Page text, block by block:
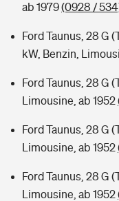
ab 1979(0928 /
Ford Taunus, 28 G
kW, Benzin,
Ford Taunus, 28 G
Limousine, ab 1952
Ford Taunus, 28 G
Limousine, ab 1952
Ford Taunus, 28 G
Limousine, ab 1952